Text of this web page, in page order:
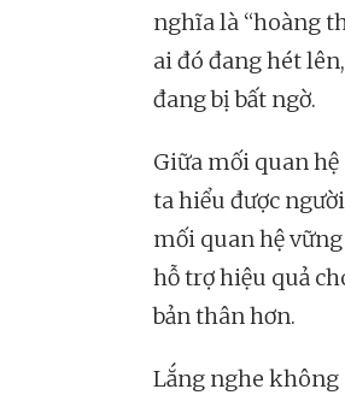
nghĩa là “hoàng
ai đó đang hét
đang bị bất ngờ.
Giữa mối quan
ta hiểu được
mối quan hệ
hỗ trợ hiệu quả
bản thân hơn.
Lắng nghe không